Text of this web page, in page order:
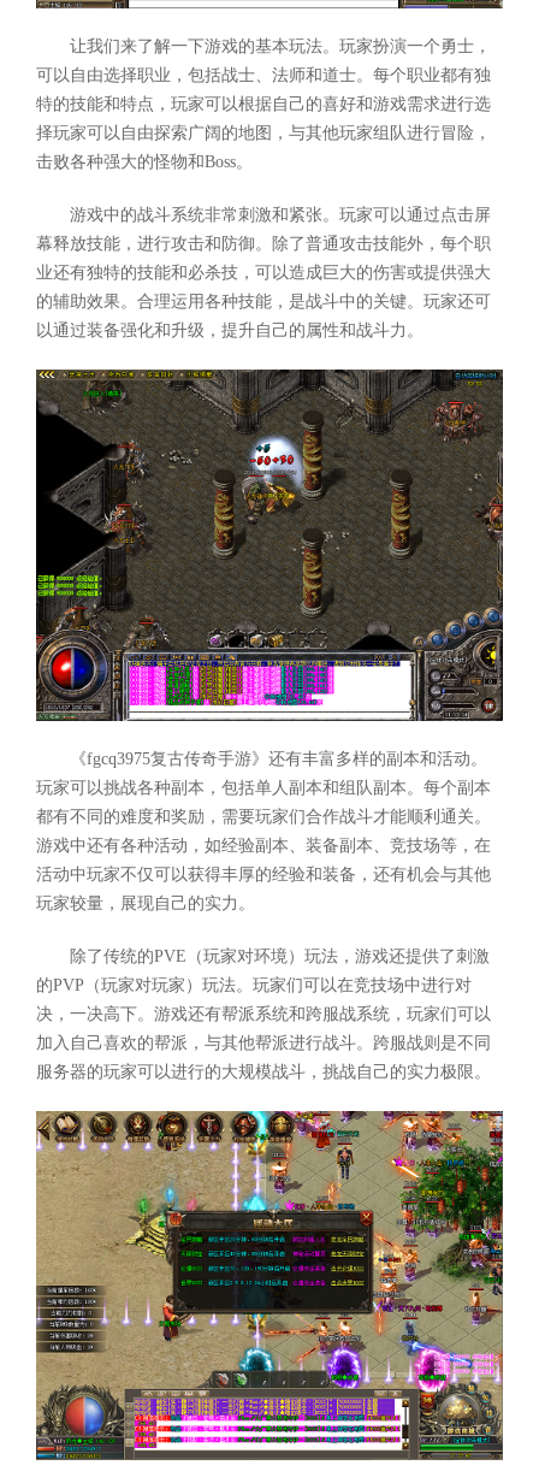
让我们来了解一下游戏的基本玩法。玩家扮演一个勇士，
可以自由选择职业，包括战士、法师和道士。每个职业都有独
特的技能和特点，玩家可以根据自己的喜好和游戏需求进行选
择玩家可以自由探索广阔的地图，与其他玩家组队进行冒险，
击败各种强大的怪物和Boss。
游戏中的战斗系统非常刺激和紧张。玩家可以通过点击屏
幕释放技能，进行攻击和防御。除了普通攻击技能外，每个职
业还有独特的技能和必杀技，可以造成巨大的伤害或提供强大
的辅助效果。合理运用各种技能，是战斗中的关键。玩家还可
以通过装备强化和升级，提升自己的属性和战斗力。
《fgcq3975复古传奇手游》还有丰富多样的副本和活动。
玩家可以挑战各种副本，包括单人副本和组队副本。每个副本
都有不同的难度和奖励，需要玩家们合作战斗才能顺利通关。
游戏中还有各种活动，如经验副本、装备副本、竞技场等，在
活动中玩家不仅可以获得丰厚的经验和装备，还有机会与其他
玩家较量，展现自己的实力。
除了传统的PVE（玩家对环境）玩法，游戏还提供了刺激
的PVP（玩家对玩家）玩法。玩家们可以在竞技场中进行对
决，一决高下。游戏还有帮派系统和跨服战系统，玩家们可以
加入自己喜欢的帮派，与其他帮派进行战斗。跨服战则是不同
服务器的玩家可以进行的大规模战斗，挑战自己的实力极限。